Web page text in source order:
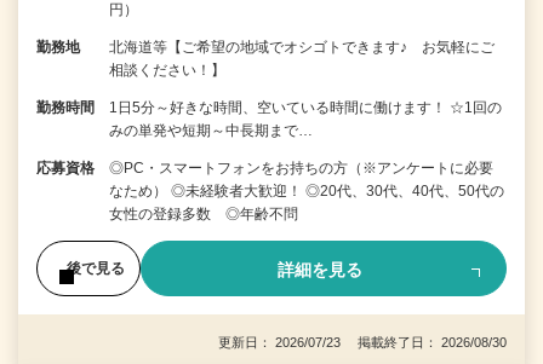
円）
勤務地
北海道等【ご希望の地域でオシゴトできます♪ お気軽にご
相談ください！】
勤務時間
1日5分～好きな時間、空いている時間に働けます！ ☆1回の
みの単発や短期～中長期まで…
応募資格
◎PC・スマートフォンをお持ちの方（※アンケートに必要
なため） ◎未経験者大歓迎！ ◎20代、30代、40代、50代の
女性の登録多数 ◎年齢不問
後で見る 詳細を見る
更新日： 2026/07/23 掲載終了日： 2026/08/30